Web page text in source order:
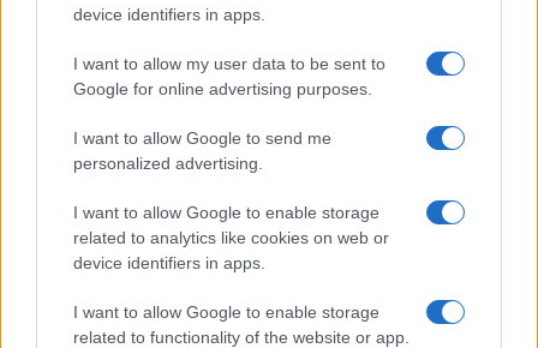
device identifiers in apps.
I want to allow my user data to be sent to
Google for online advertising purposes.
I want to allow Google to send me
personalized advertising.
I want to allow Google to enable storage
related to analytics like cookies on web or
device identifiers in apps.
I want to allow Google to enable storage
related to functionality of the website or app.
Scoperte carcasse di moto e motori in container
Muniain brilla in maglia blu e granata.
Il Córdoba ha ottenuto il II Trofeo Puertas dopo aver
sconfitto il Rayo ai rigori.
Palinsesti Sky 2026-2027: calendario completo tra
calcio, tennis e motori